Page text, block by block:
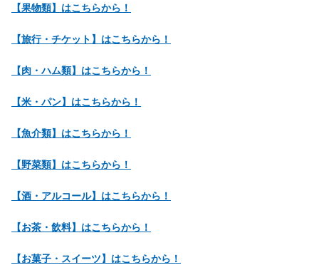
【果物類】はこちらから！
【旅行・チケット】はこちらから！
【肉・ハム類】はこちらから！
【米・パン】はこちらから！
【魚介類】はこちらから！
【野菜類】はこちらから！
【酒・アルコール】はこちらから！
【お茶・飲料】はこちらから！
【お菓子・スイーツ】はこちらから！